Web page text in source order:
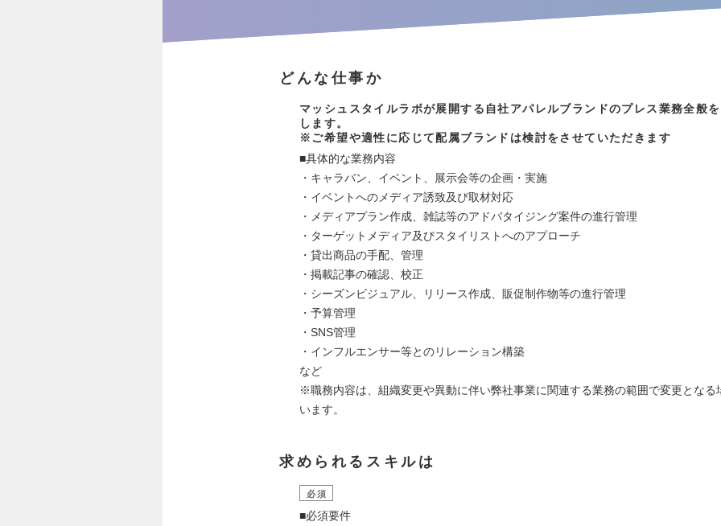
どんな仕事か
マッシュスタイルラボが展開する自社アパレルブランドのプレス業務全般
します。
※ご希望や適性に応じて配属ブランドは検討をさせていただきます
■具体的な業務内容
・キャラバン、イベント、展示会等の企画・実施
・イベントへのメディア誘致及び取材対応
・メディアプラン作成、雑誌等のアドバタイジング案件の進行管理
・ターゲットメディア及びスタイリストへのアプローチ
・貸出商品の手配、管理
・掲載記事の確認、校正
・シーズンビジュアル、リリース作成、販促制作物等の進行管理
・予算管理
・SNS管理
・インフルエンサー等とのリレーション構築
など
※職務内容は、組織変更や異動に伴い弊社事業に関連する業務の範囲で変更となる
います。
求められるスキルは
必須
■必須要件